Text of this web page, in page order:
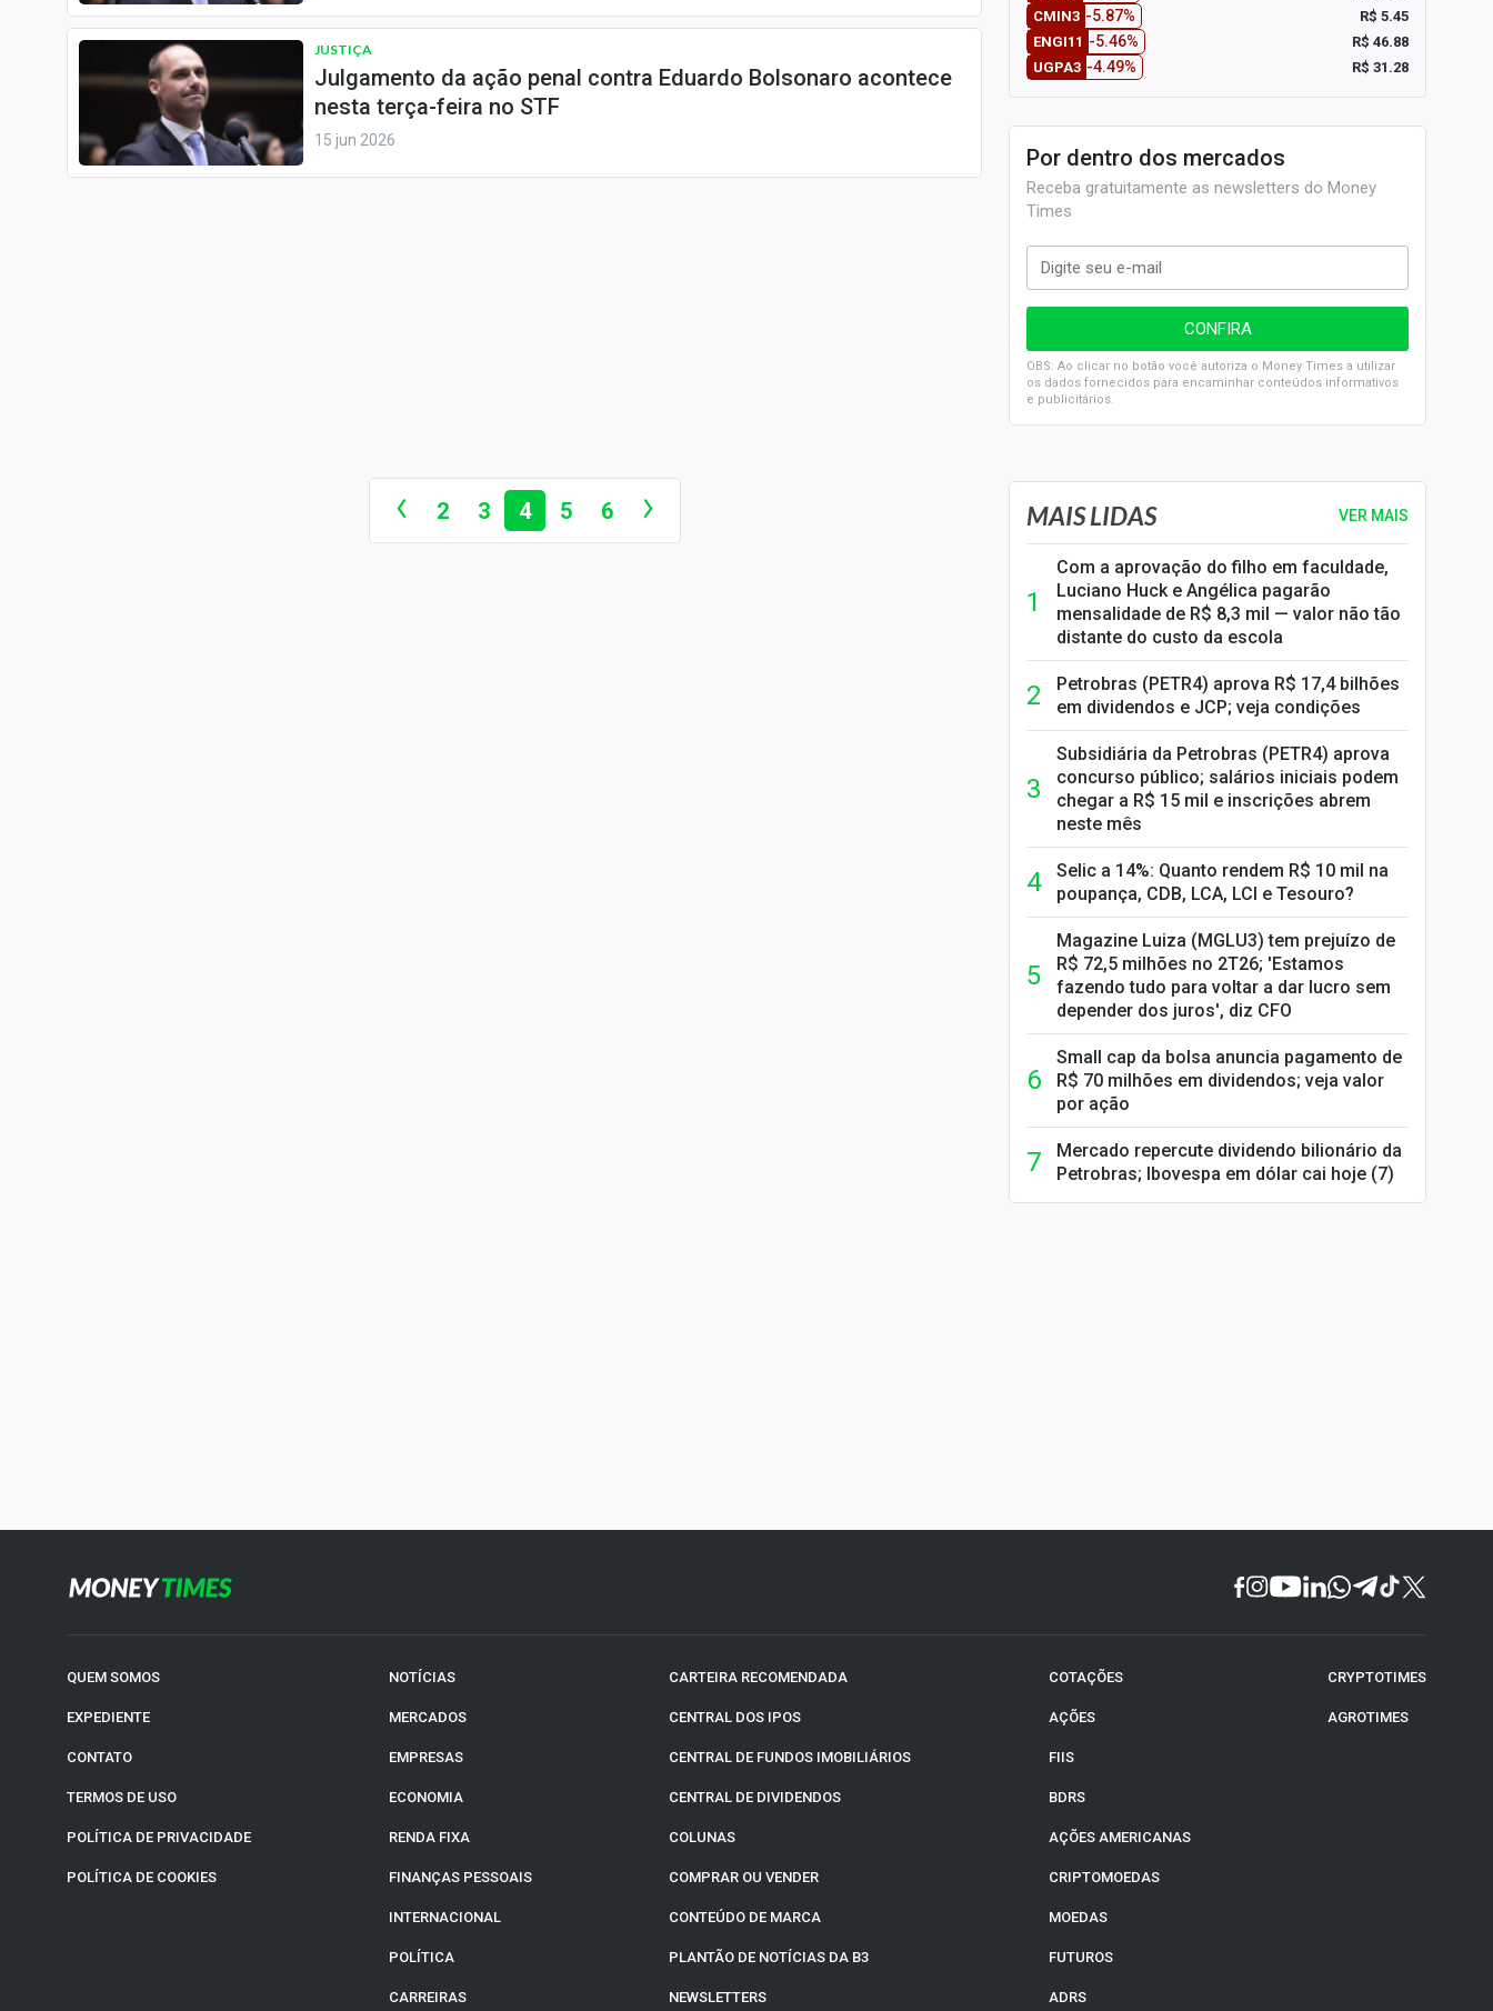
JUSTIÇA
Julgamento da ação penal contra Eduardo Bolsonaro acontece
nesta terça-feira no STF
15 jun 2026
2 3 4 5 6
CMIN3 -5.87%
R$ 5.45
ENGI11 -5.46%
R$ 46.88
UGPA3 -4.49% R$ 31.28
Por dentro dos mercados
Receba gratuitamente as newsletters do Money
Times
OBS: Ao clicar no botão você autoriza o Money Times a utilizar
os dados fornecidos para encaminhar conteúdos informativos
e publicitários.
SELIC em 14%: A repercussão da decisão sobre os JUROS
MAIS LIDAS VER MAIS
Com a aprovação do filho em faculdade,
Luciano Huck e Angélica pagarão
mensalidade de R$ 8,3 mil — valor não tão
distante do custo da escola
Petrobras (PETR4) aprova R$ 17,4 bilhões
em dividendos e JCP; veja condições
Subsidiária da Petrobras (PETR4) aprova
concurso público; salários iniciais podem
chegar a R$ 15 mil e inscrições abrem
neste mês
Selic a 14%: Quanto rendem R$ 10 mil na
poupança, CDB, LCA, LCI e Tesouro?
Magazine Luiza (MGLU3) tem prejuízo de
R$ 72,5 milhões no 2T26; 'Estamos
fazendo tudo para voltar a dar lucro sem
depender dos juros', diz CFO
Small cap da bolsa anuncia pagamento de
R$ 70 milhões em dividendos; veja valor
por ação
Mercado repercute dividendo bilionário da
Petrobras; Ibovespa em dólar cai hoje (7)
QUEM SOMOS
EXPEDIENTE
CONTATO
TERMOS DE USO
POLÍTICA DE PRIVACIDADE
POLÍTICA DE COOKIES
NOTÍCIAS
MERCADOS
EMPRESAS
ECONOMIA
RENDA FIXA
FINANÇAS PESSOAIS
INTERNACIONAL
POLÍTICA
CARREIRAS
CARTEIRA RECOMENDADA
CENTRAL DOS IPOS
CENTRAL DE FUNDOS IMOBILIÁRIOS
CENTRAL DE DIVIDENDOS
COLUNAS
COMPRAR OU VENDER
CONTEÚDO DE MARCA
PLANTÃO DE NOTÍCIAS DA B3
NEWSLETTERS
COTAÇÕES
AÇÕES
FIIS
BDRS
AÇÕES AMERICANAS
CRIPTOMOEDAS
MOEDAS
FUTUROS
ADRS
CRYPTOTIMES
AGROTIMES